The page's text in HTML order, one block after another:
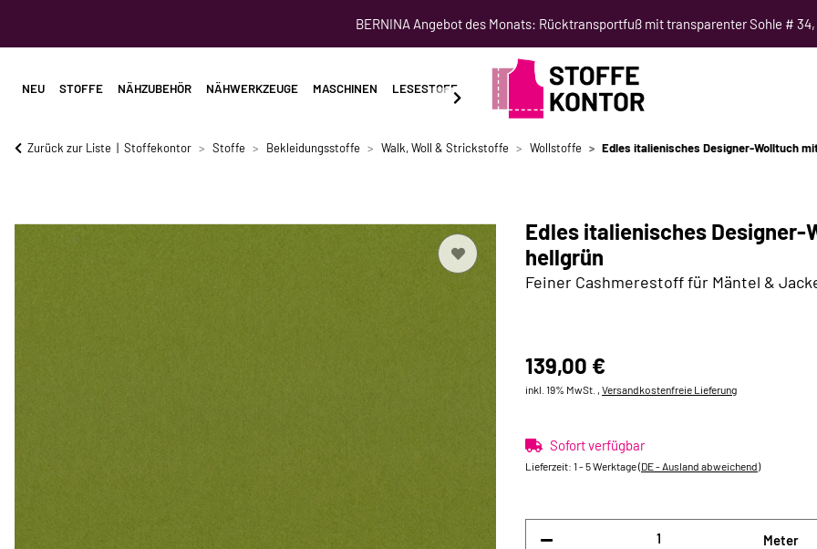
BERNINA Angebot des Monats: Rücktransportfuß mit transparenter Sohle # 34,
NEU STOFFE NÄHZUBEHÖR NÄHWERKZEUGE MASCHINEN LESESTOFF SCHNITTMUSTER NÄHKURSE
Zurück zur Liste Stoffekontor Stoffe Bekleidungsstoffe Walk, Woll & Strickstoffe Wollstoffe Edles italienisches Designer-Wolltuch
Edles italienisches Designer-
hellgrün
Feiner Cashmerestoff für Mäntel &
139,00 €
inkl. 19% MwSt. , Versandkostenfreie Lieferung
Sofort verfügbar
Lieferzeit: 1 - 5 Werktage(DE - Ausland abweichend)
Meter